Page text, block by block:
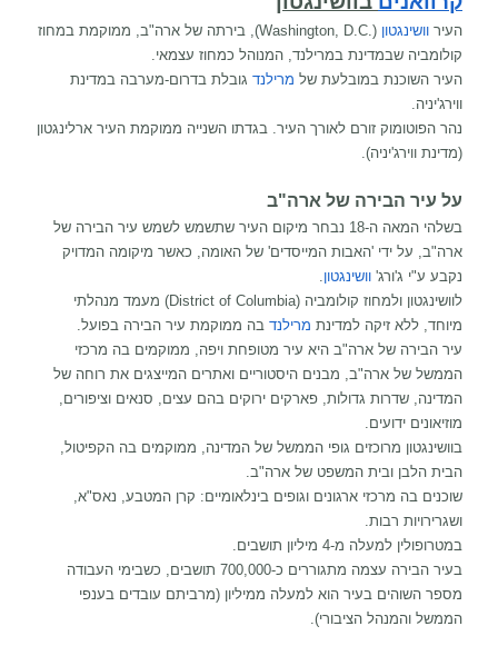
העיר וושינגטון (.Washington, D.C), בירתה של ארה"ב, ממוקמת במחוז
קולומביה שבמדינת במרילנד, המנוהל כמחוז עצמאי.
העיר השוכנת במובלעת של מרילנד גובלת בדרום-מערבה במדינת
ווירג'יניה.
נהר הפוטומוק זורם לאורך העיר. בגדתו השנייה ממוקמת העיר ארלינגטון
(מדינת ווירג'יניה).
על עיר הבירה של ארה"ב
בשלהי המאה ה-18 נבחר מיקום העיר שתשמש לשמש עיר הבירה של
ארה"ב, על ידי 'האבות המייסדים' של האומה, כאשר מיקומה המדויק
נקבע ע"י ג'ורג' וושינגטון.
לוושינגטון ולמחוז קולומביה (District of Columbia) מעמד מנהלתי
מיוחד, ללא זיקה למדינת מרילנד בה ממוקמת עיר הבירה בפועל.
עיר הבירה של ארה"ב היא עיר מטופחת ויפה, ממוקמים בה מרכזי
הממשל של ארה"ב, מבנים היסטוריים ואתרים המייצגים את רוחה של
המדינה, שדרות גדולות, פארקים ירוקים בהם עצים, סנאים וציפורים,
מוזיאונים ידועים.
בוושינגטון מרוכזים גופי הממשל של המדינה, ממוקמים בה הקפיטול,
הבית הלבן ובית המשפט של ארה"ב.
שוכנים בה מרכזי ארגונים וגופים בינלאומיים: קרן המטבע, נאס"א,
ושגרירויות רבות.
במטרופולין למעלה מ-4 מיליון תושבים.
בעיר הבירה עצמה מתגוררים כ-700,000 תושבים, כשבימי העבודה
מספר השוהים בעיר הוא למעלה ממיליון (מרביתם עובדים בענפי
הממשל והמנהל הציבורי).